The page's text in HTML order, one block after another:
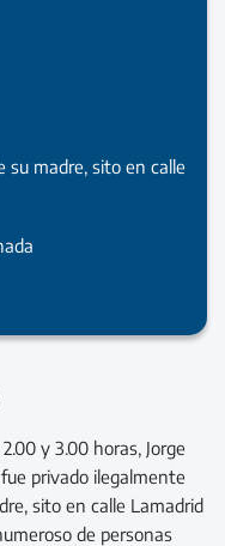
su madre, sito en calle
y 3.00 horas, Jorge
privado ilegalmente
sito en calle Lamadrid
de personas